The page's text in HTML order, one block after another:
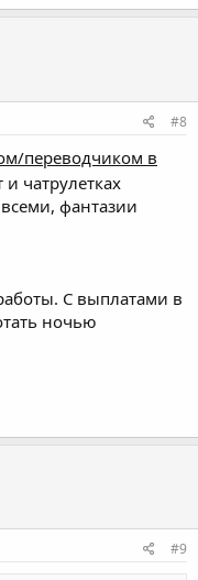
#8
переводчиком в
чатрулетках
фантазии
C выплатами в
ночью
#9